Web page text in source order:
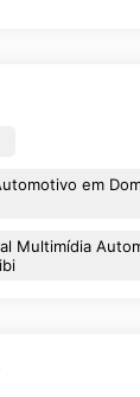
em
Multimídia